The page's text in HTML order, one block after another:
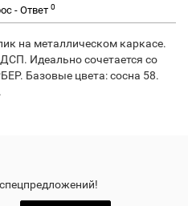
- Ответ 0
на металлическом каркасе.
Идеально сочетается со
Базовые цвета: сосна 58.